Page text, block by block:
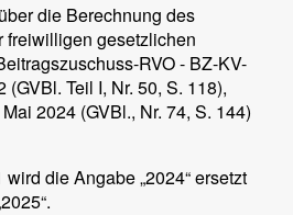
die Berechnung des
freiwilligen gesetzlichen
RVO - BZ-KV-
(GVBl. Teil I, Nr. 50, S. 118),
2024 (GVBl., Nr. 74, S. 144)
die Angabe „2024“ ersetzt